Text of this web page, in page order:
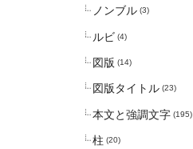
ノンブル (3)
ルビ (4)
図版 (14)
図版タイトル (23)
本文と強調文字 (195)
柱 (20)